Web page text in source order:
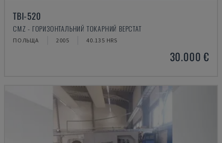
TBI-520
CMZ - ГОРИЗОНТАЛЬНИЙ ТОКАРНИЙ ВЕРСТАТ
ПОЛЬЩА 2005 40.135 HRS
30.000 €